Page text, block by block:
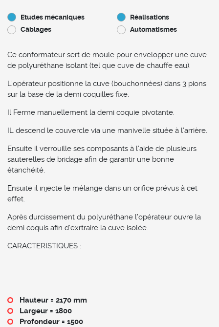
Etudes mécaniques
Réalisations
Câblages
Automatismes
Ce conformateur sert de moule pour envelopper une cuve
de polyuréthane isolant (tel que cuve de chauffe eau).
L’opérateur positionne la cuve (bouchonnées) dans 3 pions
sur la base de la demi coquilles fixe.
Il Ferme manuellement la demi coquie pivotante.
IL descend le couvercle via une manivelle située à l’arrière.
Ensuite il verrouille ses composants à l’aide de plusieurs
sauterelles de bridage afin de garantir une bonne
étanchéité.
Ensuite il injecte le mélange dans un orifice prévus à cet
effet.
Après durcissement du polyuréthane l’opérateur ouvre la
demi coquis afin d’exrtraire la cuve isolée.
CARACTERISTIQUES :
Hauteur = 2170 mm
Largeur = 1800
Profondeur = 1500